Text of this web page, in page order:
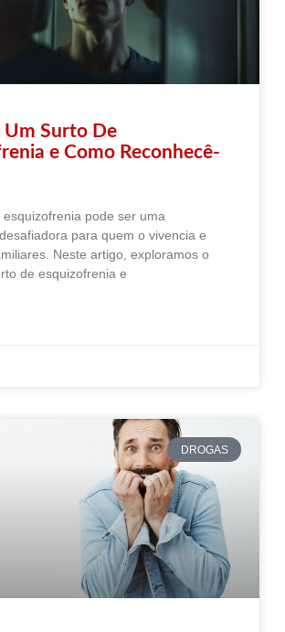
Um Surto De
e Como Reconhecê-
esquizofrenia pode ser uma
para quem o vivencia e
Neste artigo, exploramos o
de esquizofrenia e
DROGAS